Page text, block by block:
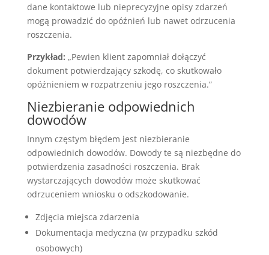
dane kontaktowe lub nieprecyzyjne opisy zdarzeń
mogą prowadzić do opóźnień lub nawet odrzucenia
roszczenia.
Przykład: „Pewien klient zapomniał dołączyć
dokument potwierdzający szkodę, co skutkowało
opóźnieniem w rozpatrzeniu jego roszczenia.”
Niezbieranie odpowiednich
dowodów
Innym częstym błędem jest niezbieranie
odpowiednich dowodów. Dowody te są niezbędne do
potwierdzenia zasadności roszczenia. Brak
wystarczających dowodów może skutkować
odrzuceniem wniosku o odszkodowanie.
Zdjęcia miejsca zdarzenia
Dokumentacja medyczna (w przypadku szkód
osobowych)